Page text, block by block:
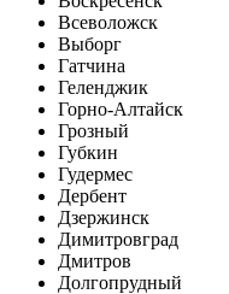
Всеволожск
Выборг
Гатчина
Геленджик
Горно-Алтайск
Грозный
Губкин
Гудермес
Дербент
Дзержинск
Димитровград
Дмитров
Долгопрудный